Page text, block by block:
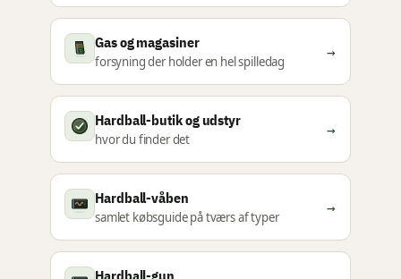
Gas og magasiner
forsyning der holder en hel spilledag
→
Hardball-butik og udstyr
hvor du finder det
→
Hardball-våben
samlet købsguide på tværs af typer
→